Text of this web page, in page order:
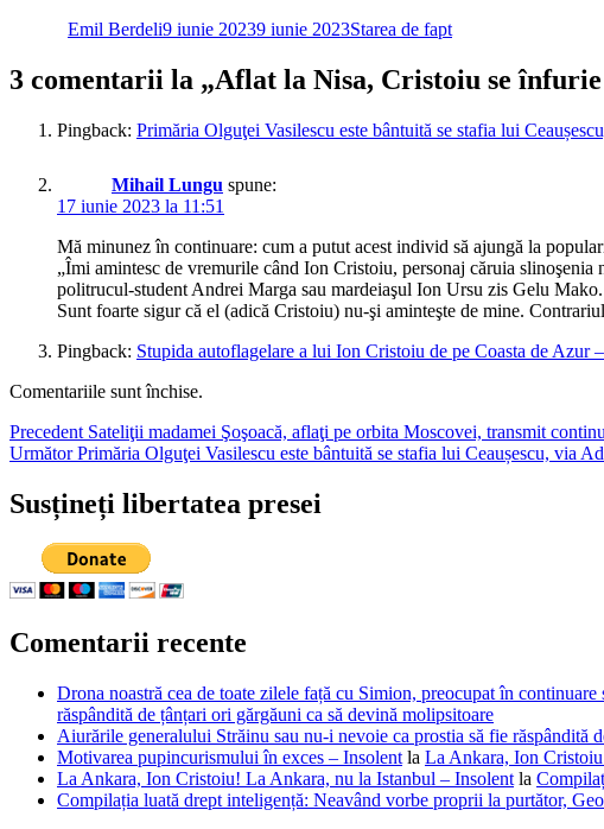
Emil Berdeli9 iunie 20239 iunie 2023Starea de fapt
3 comentarii la „Aflat la Nisa, Cristoiu se
Pingback: Primăria Olguţei Vasilescu este bântuită se stafia lui
Mihail Lungu spune:
17 iunie 2023 la 11:51
Mă minunez în continuare: cum a putut acest individ să ajungă la
„Îmi amintesc de vremurile când Ion Cristoiu, personaj căruia
politrucul-student Andrei Marga sau mardeiaşul Ion Ursu zis Gelu
Sunt foarte sigur că el (adică Cristoiu) nu-şi aminteşte de mine.
Pingback: Stupida autoflagelare a lui Ion Cristoiu de pe Coasta de Azur
Comentariile sunt închise.
Navigare
în
articole
Precedent Articolul
anterior:
Sateliţii madamei Şoşoacă, aflaţi pe orbita Moscovei, transmit
Următor Articolul
Primăria Olguţei Vasilescu este bântuită se stafia lui Ceaușescu, via
Susțineți libertatea presei
Comentarii recente
Drona noastră cea de toate zilele față cu Simion, preocupat în
răspândită de țânțari ori gărgăuni ca să devină molipsitoare
Aiurările generalului Străinu sau nu-i nevoie ca prostia să fie răspândită
Motivarea pupincurismului în exces – Insolent la La Ankara, Ion
La Ankara, Ion Cristoiu! La Ankara, nu la Istanbul – Insolent la
Compilația luată drept inteligență: Neavând vorbe proprii la purtător,